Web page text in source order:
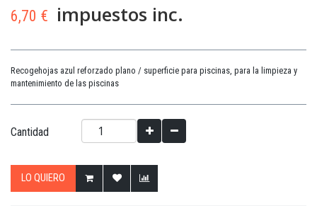
6,70 € impuestos inc.
Recogehojas azul reforzado plano / superficie para piscinas, para la limpieza y
mantenimiento de las piscinas
Cantidad
LO QUIERO